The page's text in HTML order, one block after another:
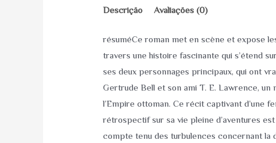
Descrição Avaliações (0)
résuméCe roman met en scène et expose
travers une histoire fascinante qui s’étend
ses deux personnages principaux, qui ont
Gertrude Bell et son ami T. E. Lawrence,
l’Empire ottoman. Ce récit captivant d’une
rétrospectif sur sa vie pleine d’aventures
compte tenu des turbulences concernant la